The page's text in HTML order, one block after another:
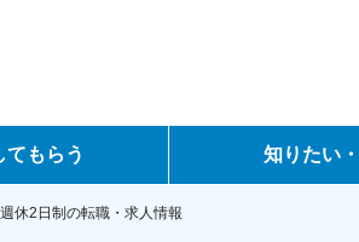
てもらう 知りたい
休2日制の転職・求人情報